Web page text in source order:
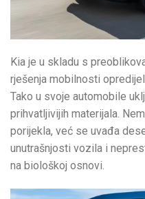
Kia je u skladu s
rješenja mobilnosti
Tako u svoje automobile
prihvatljivijih materijala.
porijekla, već se uvađa
unutrašnjosti vozila i
na biološkoj osnovi.